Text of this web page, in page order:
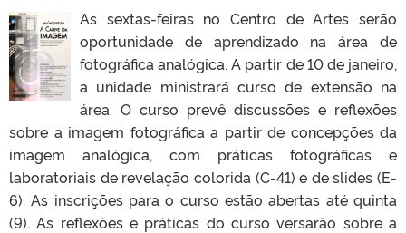
As sextas-feiras no Centro de Artes serão
oportunidade de aprendizado na área de
fotográfica analógica. A partir de 10 de janeiro,
a unidade ministrará curso de extensão na
área. O curso prevê discussões e reflexões
sobre a imagem fotográfica a partir de concepções da
imagem analógica, com práticas fotográficas e
laboratoriais de revelação colorida (C-41) e de slides (E-
6). As inscrições para o curso estão abertas até quinta
(9). As reflexões e práticas do curso versarão sobre a